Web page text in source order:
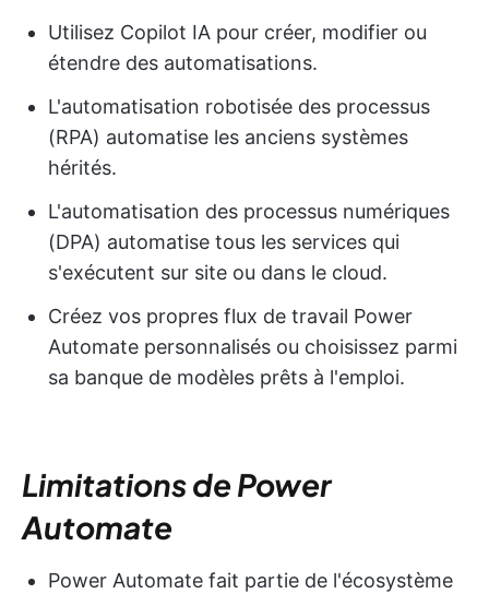
Utilisez Copilot IA pour créer, modifier ou
étendre des automatisations.
L'automatisation robotisée des processus
(RPA) automatise les anciens systèmes
hérités.
L'automatisation des processus numériques
(DPA) automatise tous les services qui
s'exécutent sur site ou dans le cloud.
Créez vos propres flux de travail Power
Automate personnalisés ou choisissez parmi
sa banque de modèles prêts à l'emploi.
Limitations de Power
Automate
Power Automate fait partie de l'écosystème